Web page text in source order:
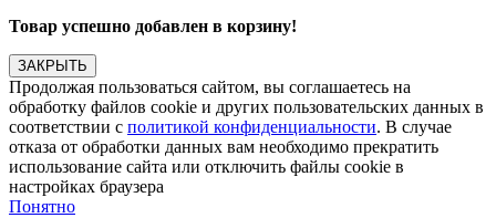
Товар успешно добавлен в корзину!
ЗАКРЫТЬ
Продолжая пользоваться сайтом, вы соглашаетесь на
обработку файлов cookie и других пользовательских данных в
соответствии с политикой конфиденциальности. В случае
отказа от обработки данных вам необходимо прекратить
использование сайта или отключить файлы cookie в
настройках браузера
Понятно